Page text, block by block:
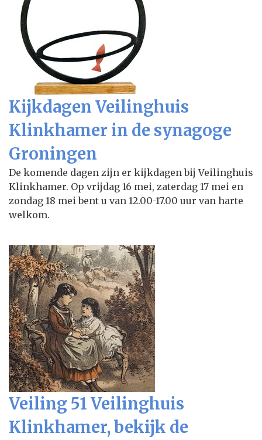
Kijkdagen Veilinghuis
Klinkhamer in de synagoge
Groningen
De komende dagen zijn er kijkdagen bij Veilinghuis
Klinkhamer. Op vrijdag 16 mei, zaterdag 17 mei en
zondag 18 mei bent u van 12.00-17.00 uur van harte
welkom.
Veiling 51 Veilinghuis
Klinkhamer, bekijk de